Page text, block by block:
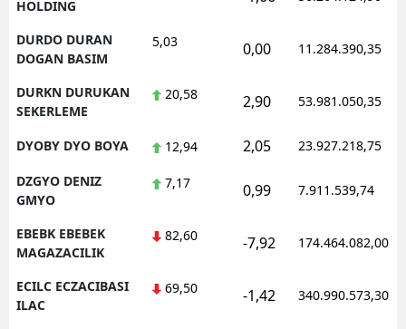
HOLDING
DURDO DURAN
DOGAN BASIM
5,03 0,00 11.284.390,35
DURKN DURUKAN
SEKERLEME
20,58 2,90 53.981.050,35
DYOBY DYO BOYA 12,94 2,05 23.927.218,75
DZGYO DENIZ
GMYO
7,17 0,99 7.911.539,74
EBEBK EBEBEK
MAGAZACILIK
82,60 -7,92 174.464.082,00
ECILC ECZACIBASI
ILAC
69,50 -1,42 340.990.573,30